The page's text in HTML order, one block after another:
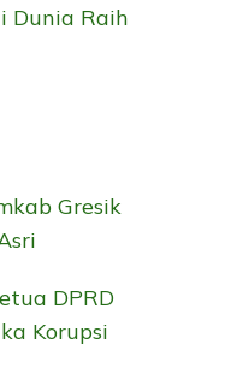
Dunia Raih
Gresik
DPRD
Korupsi